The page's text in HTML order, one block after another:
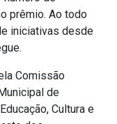
prêmio. Ao todo
iniciativas desde
Comissão
de
Cultura e